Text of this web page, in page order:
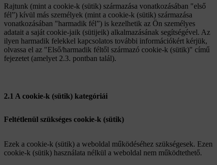
Rajtunk (mint a cookie-k (sütik) származása vonatkozásában "első
fél”) kívül más személyek (mint a cookie-k (sütik) származása
vonatkozásában "harmadik fél”) is kezelhetik az Ön személyes
adatait a saját cookie-jaik (sütijeik) alkalmazásának segítségével. Az
ilyen harmadik felekkel kapcsolatos további információkért kérjük,
olvassa el az "Első/harmadik féltől származó cookie-k (sütik)" című
fejezetet (amelyet 2.3. pontban talál).
2.1 A cookie-k (sütik) kategóriái
Feltétlenül szükséges cookie-k (sütik)
Ezek a cookie-k (sütik) a weboldal működéséhez szükségesek. Ezen
cookie-k (sütik) használata nélkül a weboldal nem működtethető.